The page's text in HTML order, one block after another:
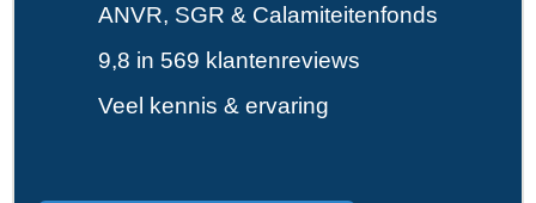
ANVR, SGR & Calamiteitenfonds
9,8 in 569 klantenreviews
Veel kennis & ervaring